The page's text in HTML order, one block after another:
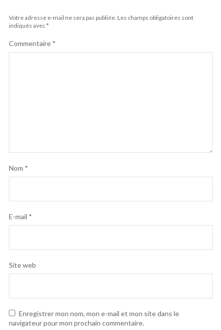
Votre adresse e-mail ne sera pas publiée. Les champs obligatoires sont
indiqués avec*
Commentaire *
Nom *
E-mail *
Site web
Enregistrer mon nom, mon e-mail et mon site dans le
navigateur pour mon prochain commentaire.